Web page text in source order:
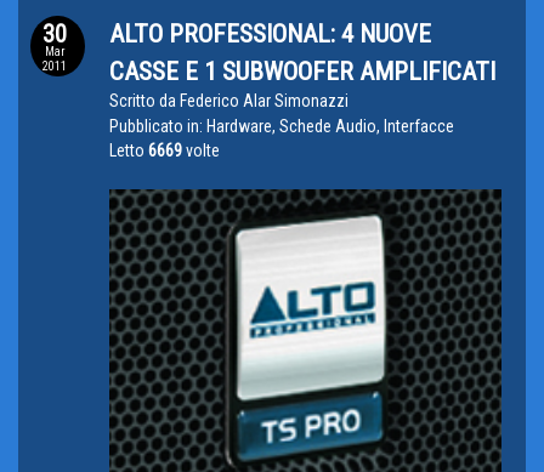
30
Mar
2011
ALTO PROFESSIONAL: 4 NUOVE
CASSE E 1 SUBWOOFER AMPLIFICATI
Scritto da Federico Alar Simonazzi
Pubblicato in: Hardware, Schede Audio, Interfacce
Letto 6669volte